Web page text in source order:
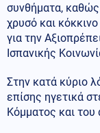
συνθήματα, καθώς
χρυσό και
για την
Ισπανικής
Στην κατά κύριο
επίσης ηγετικά
Κόμματος και του